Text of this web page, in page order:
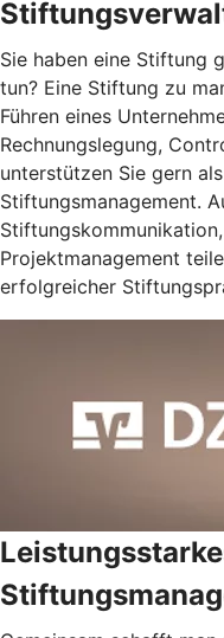
Sie haben eine Stiftung
tun? Eine Stiftung zu
Führen eines
Rechnungslegung,
unterstützen Sie gern
Stiftungsmanagement.
Projektmanagement
erfolgreicher